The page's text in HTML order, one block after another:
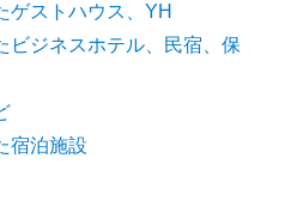
ゲストハウス、YH
ビジネスホテル、民宿、保
宿泊施設